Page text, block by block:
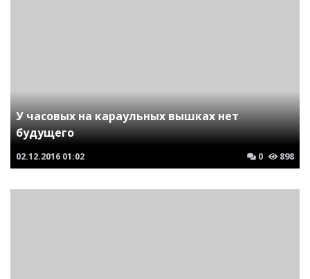
У часовых на караульных вышках нет
будущего
02.12.2016 01:02 0 898